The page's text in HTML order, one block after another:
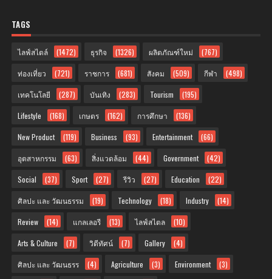
TAGS
ไลฟ์สไตล์ (1472) ธุรกิจ (1326) ผลิตภัณฑ์ใหม่ (767)
ท่องเที่ยว (721) ราชการ (681) สังคม (509) กีฬา (498)
เทคโนโลยี (287) บันเทิง (283) Tourism (195)
Lifestyle (168) เกษตร (162) การศึกษา (136)
New Product (119) Business (93) Entertainment (66)
อุตสาหกรรม (63) สิ่งแวดล้อม (44) Government (42)
Social (37) Sport (27) รีวิว (27) Education (22)
ศิลปะ และ วัฒนธรรม (19) Technology (18) Industry (14)
Review (14) แกลเลอรี (13) ไลฟ์สไตล (10)
Arts & Culture (7) วิดีทัศน์ (7) Gallery (4)
ศิลปะ และ วัฒนธรร (4) Agriculture (3) Environment (3)